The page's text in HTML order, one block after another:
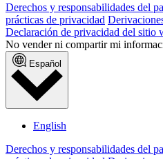
Derechos y responsabilidades del
prácticas de privacidad
Declaración de privacidad del sitio
No vender ni compartir mi
Español
English
Derechos y responsabilidades del